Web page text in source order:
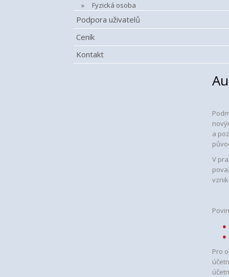
Fyzická osoba
Podpora uživatelů
Ceník
Kontakt
a
V
Pro